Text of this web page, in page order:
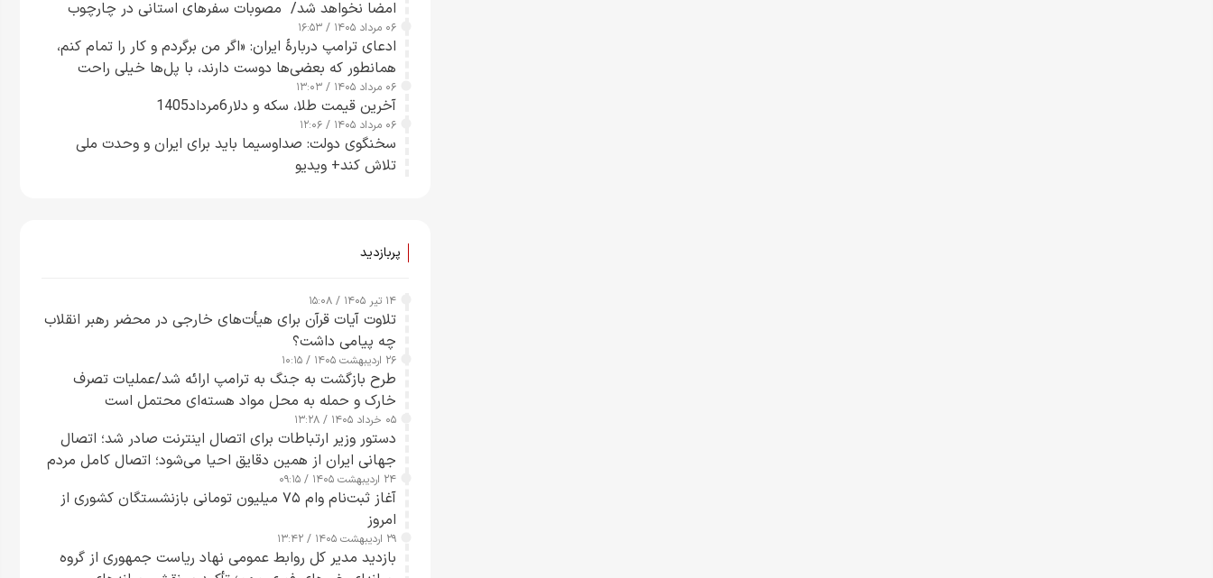
امضا نخواهد شد/ مصوبات سفرهای استانی در چارچوب
قانون بودجه است+ عکس
۰۶ مرداد ۱۴۰۵ / ۱۶:۵۳
ادعای ترامپ دربارهٔ ایران: «اگر من برگردم و کار را تمام کنم،
همانطور که بعضی‌ها دوست دارند، با پل‌ها خیلی راحت
می‌توانم بیشتر پل‌هایشان را در کمتر از یک ساعت از بین
ببرم+ ویدیو
۰۶ مرداد ۱۴۰۵ / ۱۳:۰۳
آخرین قیمت طلا، سکه و دلار6مرداد1405
۰۶ مرداد ۱۴۰۵ / ۱۲:۰۶
سخنگوی دولت: صداوسیما باید برای ایران و وحدت ملی
تلاش کند+ ویدیو
پربازدید
۱۴ تیر ۱۴۰۵ / ۱۵:۰۸
تلاوت آیات قرآن برای هیأت‌های خارجی در محضر رهبر انقلاب
چه پیامی داشت؟
۲۶ اردیبهشت ۱۴۰۵ / ۱۰:۱۵
طرح‌ بازگشت به جنگ به ترامپ ارائه شد/عملیات تصرف
خارک و حمله به محل مواد هسته‌ای محتمل است
۰۵ خرداد ۱۴۰۵ / ۱۳:۲۸
دستور وزیر ارتباطات برای اتصال اینترنت صادر شد؛ اتصال
جهانی ایران از همین دقایق احیا می‌شود؛ اتصال کامل مردم
تا ۲۴ ساعت آینده
۲۴ اردیبهشت ۱۴۰۵ / ۰۹:۱۵
آغاز ثبت‌نام وام ۷۵ میلیون تومانی بازنشستگان کشوری از
امروز
۲۹ اردیبهشت ۱۴۰۵ / ۱۳:۴۲
بازدید مدیر کل روابط عمومی نهاد ریاست جمهوری از گروه